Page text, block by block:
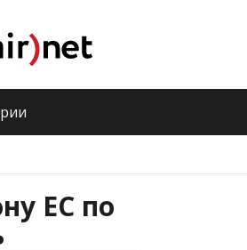
ЕС по